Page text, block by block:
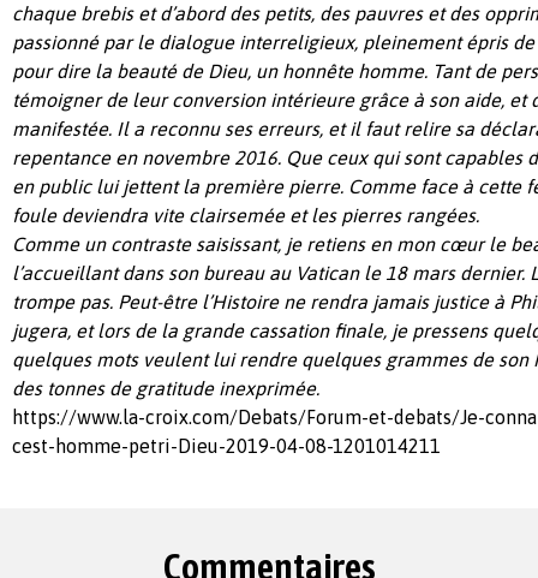
chaque brebis et d’abord des petits, des pauvres et des
passionné par le dialogue interreligieux, pleinement épris
pour dire la beauté de Dieu, un honnête homme. Tant de
témoigner de leur conversion intérieure grâce à son aide, et
manifestée. Il a reconnu ses erreurs, et il faut relire sa
repentance en novembre 2016. Que ceux qui sont capables
en public lui jettent la première pierre. Comme face à cette
foule deviendra vite clairsemée et les pierres rangées.
Comme un contraste saisissant, je retiens en mon cœur le
l’accueillant dans son bureau au Vatican le 18 mars dernier.
trompe pas. Peut-être l’Histoire ne rendra jamais justice à
jugera, et lors de la grande cassation finale, je pressens
quelques mots veulent lui rendre quelques grammes de son
des tonnes de gratitude inexprimée.
https://www.la-croix.com/Debats/Forum-et-debats/Je-
cest-homme-petri-Dieu-2019-04-08-1201014211
Commentaires